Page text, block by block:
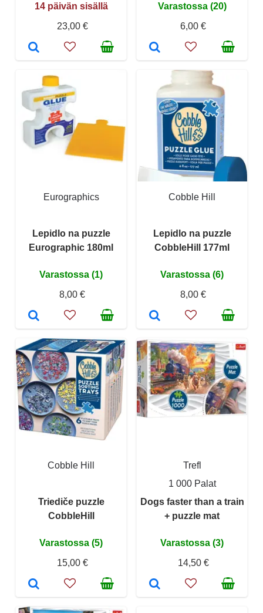
14 päivän sisällä
23,00 €
Varastossa (20)
6,00 €
Eurographics
Lepidlo na puzzle
Eurographic 180ml
Varastossa (1)
8,00 €
Cobble Hill
Lepidlo na puzzle
CobbleHill 177ml
Varastossa (6)
8,00 €
Cobble Hill
Triediče puzzle
CobbleHill
Varastossa (5)
15,00 €
Trefl
1 000 Palat
Dogs faster than a train
+ puzzle mat
Varastossa (3)
14,50 €